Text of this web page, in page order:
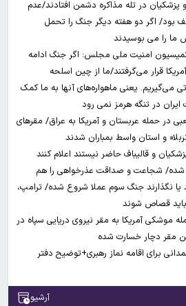
پزشکیان در تله مذاکره دشمن افتادند/عدم
بود/ اگر دو هفته دیگر جنگ را تحمل
ما را می بوسیدند
امنیت ملی مجلس: اگر جنگ ادامه
قرار می‌گرفتند/ما از چین اسلحه
می‌گیریم. یعنی ماهواره‌های آنها به ما کمک
ایران در تنگه هرمز نمی رود
الشعبی در حمله عربستان و آمریکا به عراق/ مقرهای
و استان واسط بمباران شدند
و قالیباف حاضر نیستند اعلام کنند
شده/ شجاعت و صداقت عذرخواهی را هم
یا نگذارند جنگ سوم عملا شروع شده/ ترامپ،
باید قصاص شوند
موشکی آمریکا به مقر نیروی دریایی سپاه در
مقر دچار خسارت شده
برای اقامه نماز رهبری+توضیح دفتر
آرشیو